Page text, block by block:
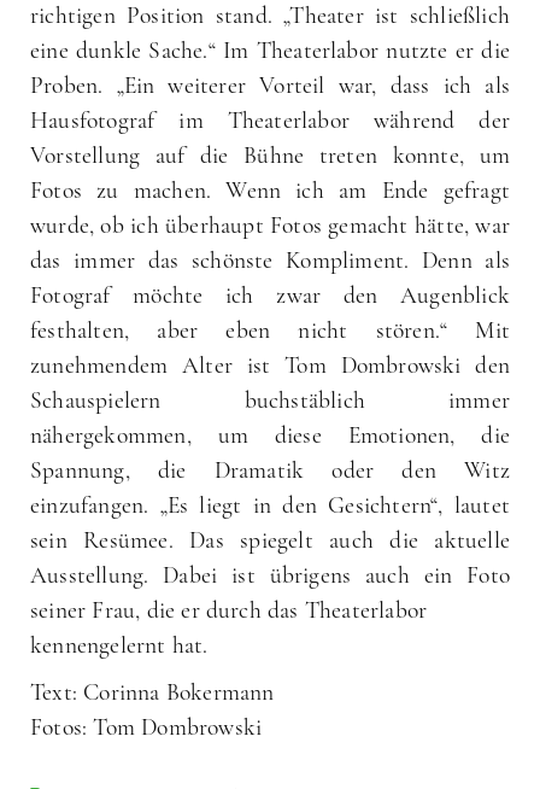
richtigen Position stand. „Theater ist schließlich
eine dunkle Sache.“ Im Theaterlabor nutzte er die
Proben. „Ein weiterer Vorteil war, dass ich als
Hausfotograf im Theaterlabor während der
Vorstellung auf die Bühne treten konnte, um
Fotos zu machen. Wenn ich am Ende gefragt
wurde, ob ich überhaupt Fotos gemacht hätte, war
das immer das schönste Kompliment. Denn als
Fotograf möchte ich zwar den Augenblick
festhalten, aber eben nicht stören.“ Mit
zunehmendem Alter ist Tom Dombrowski den
Schauspielern buchstäblich immer
nähergekommen, um diese Emotionen, die
Spannung, die Dramatik oder den Witz
einzufangen. „Es liegt in den Gesichtern“, lautet
sein Resümee. Das spiegelt auch die aktuelle
Ausstellung. Dabei ist übrigens auch ein Foto
seiner Frau, die er durch das Theaterlabor
kennengelernt hat.
Text: Corinna Bokermann
Fotos: Tom Dombrowski